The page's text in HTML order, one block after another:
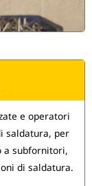
e operatori
saldatura, per
a subfornitori,
di saldatura.